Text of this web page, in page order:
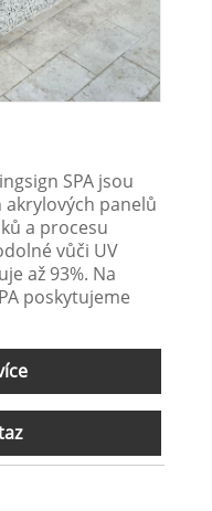
SPA jsou
akrylových panelů
a procesu
vůči UV
až 93%. Na
poskytujeme